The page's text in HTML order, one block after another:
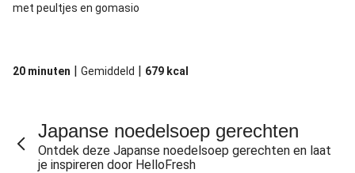
met peultjes en gomasio
20 minuten | Gemiddeld | 679 kcal
Japanse noedelsoep gerechten
Ontdek deze Japanse noedelsoep gerechten en laat
je inspireren door HelloFresh